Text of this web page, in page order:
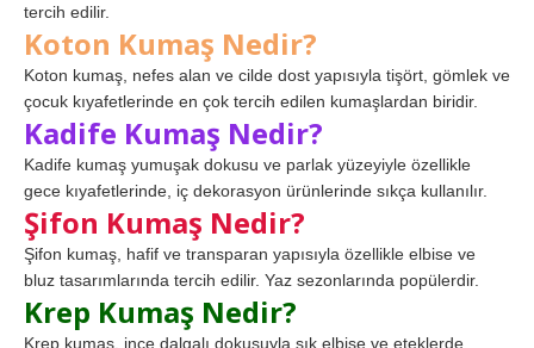
tercih edilir.
Koton Kumaş Nedir?
Koton kumaş, nefes alan ve cilde dost yapısıyla tişört, gömlek ve
çocuk kıyafetlerinde en çok tercih edilen kumaşlardan biridir.
Kadife Kumaş Nedir?
Kadife kumaş yumuşak dokusu ve parlak yüzeyiyle özellikle
gece kıyafetlerinde, iç dekorasyon ürünlerinde sıkça kullanılır.
Şifon Kumaş Nedir?
Şifon kumaş, hafif ve transparan yapısıyla özellikle elbise ve
bluz tasarımlarında tercih edilir. Yaz sezonlarında popülerdir.
Krep Kumaş Nedir?
Krep kumaş, ince dalgalı dokusuyla şık elbise ve eteklerde